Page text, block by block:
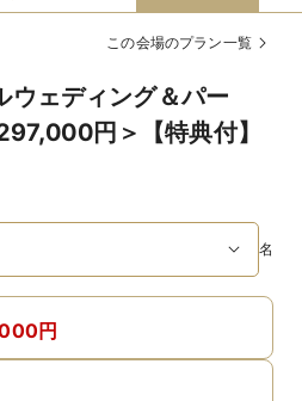
この会場のプラン一覧
ウェディング＆パー
円＞【特典付】
名
円